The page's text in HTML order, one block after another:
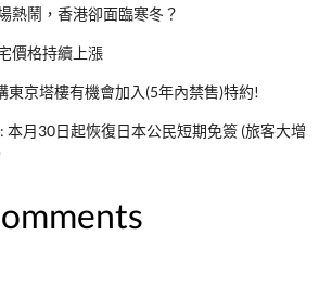
熱鬧，香港卻面臨寒冬？
價格持續上漲
東京塔樓有機會加入(5年內禁售)特約!
本月30日起恢復日本公民短期免簽 (旅客大增